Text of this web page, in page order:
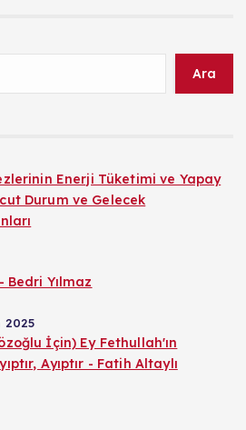
Ara
Enerji Tüketimi ve Yapay
Durum ve Gelecek
Bedri Yılmaz
2025
İçin) Ey Fethullah'ın
Ayıptır - Fatih Altaylı